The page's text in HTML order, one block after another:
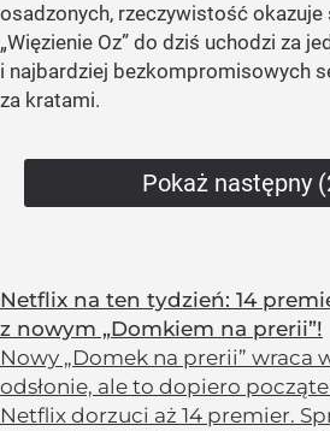
osadzonych, rzeczywistość okazuje
„Więzienie Oz” do dziś uchodzi za
i najbardziej bezkompromisowych
za kratami.
Pokaż następny
Netflix na ten tydzień: 14
z nowym „Domkiem na prerii”!
Nowy „Domek na prerii” wraca
odsłonie, ale to dopiero
Netflix dorzuci aż 14 premier.